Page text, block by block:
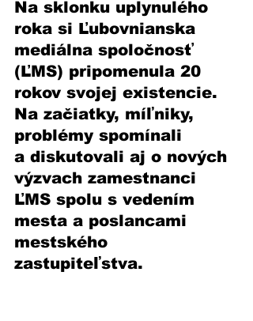
Na sklonku uplynulého
roka si Ľubovnianska
mediálna spoločnosť
(ĽMS) pripomenula 20
rokov svojej existencie.
Na začiatky, míľniky,
problémy spomínali
a diskutovali aj o nových
výzvach zamestnanci
ĽMS spolu s vedením
mesta a poslancami
mestského
zastupiteľstva.